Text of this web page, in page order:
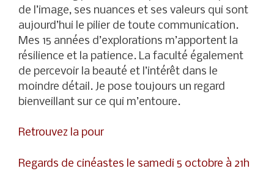
de l’image, ses nuances et ses valeurs qui sont
aujourd’hui le pilier de toute communication.
Mes 15 années d’explorations m’apportent la
résilience et la patience. La faculté également
de percevoir la beauté et l’intérêt dans le
moindre détail. Je pose toujours un regard
bienveillant sur ce qui m’entoure.
Retrouvez la pour
Regards de cinéastes le samedi 5 octobre à 21h